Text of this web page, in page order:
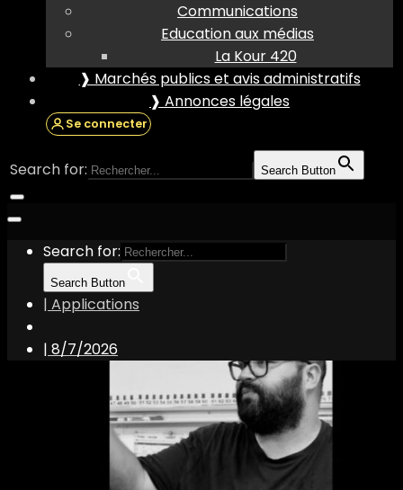
Communications
Education aux médias
La Kour 420
❱ Marchés publics et avis administratifs
❱ Annonces légales
Se connecter
Search for: Search Button
Search for:
Search Button
| Applications
| 8/7/2026